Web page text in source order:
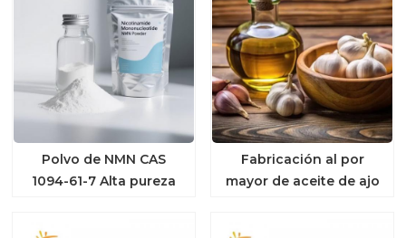
Polvo de NMN CAS
1094-61-7 Alta pureza
Fabricación al por
mayor de aceite de ajo